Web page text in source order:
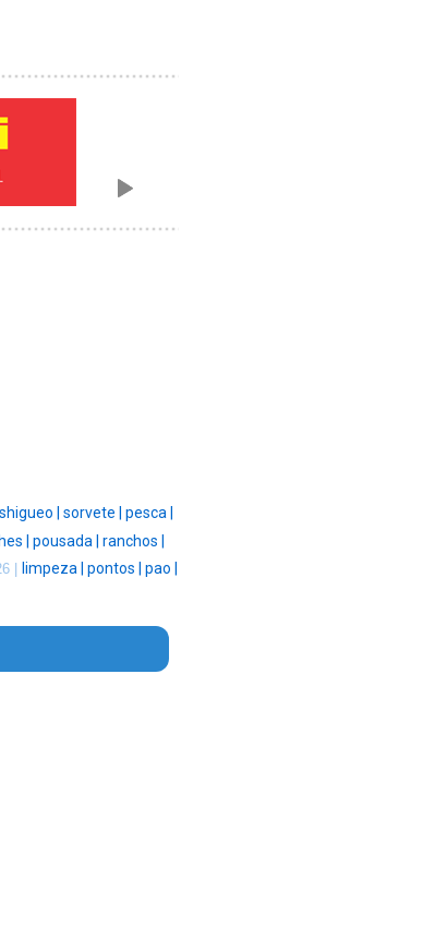
shigueo | sorvete | pesca |
| pousada | ranchos |
| limpeza | pontos | pao |